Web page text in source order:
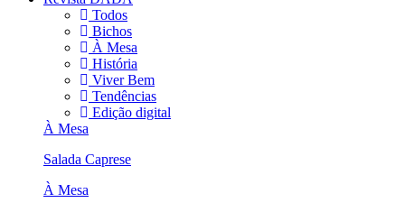
Todos
Bichos
À Mesa
História
Viver Bem
Tendências
Edição digital
À Mesa
Salada Caprese
À Mesa